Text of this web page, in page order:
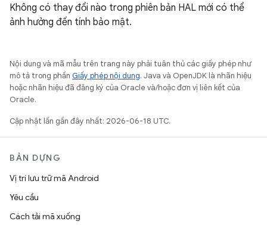
Không có thay đổi nào trong phiên bản HAL mới có thể
ảnh hưởng đến tính bảo mật.
Nội dung và mã mẫu trên trang này phải tuân thủ các giấy phép như
mô tả trong phần Giấy phép nội dung. Java và OpenJDK là nhãn hiệu
hoặc nhãn hiệu đã đăng ký của Oracle và/hoặc đơn vị liên kết của
Oracle.
Cập nhật lần gần đây nhất: 2026-06-18 UTC.
BẢN DỰNG
Vị trí lưu trữ mã Android
Yêu cầu
Cách tải mã xuống